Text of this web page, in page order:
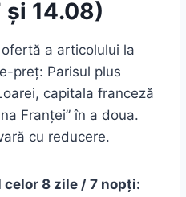
și 14.08)
a articolului la
preț: Parisul plus
capitala franceză
Franței” în a doua.
cu reducere.
8 zile / 7 nopți: